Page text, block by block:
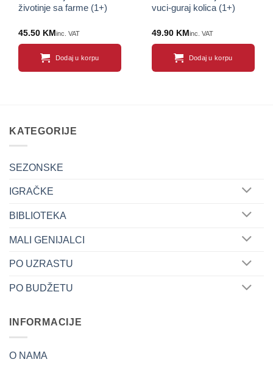
životinje sa farme (1+)
45.50 KM inc. VAT
Dodaj u korpu
vuci-guraj kolica (1+)
49.90 KM inc. VAT
Dodaj u korpu
KATEGORIJE
SEZONSKE
IGRAČKE
BIBLIOTEKA
MALI GENIJALCI
PO UZRASTU
PO BUDŽETU
INFORMACIJE
O NAMA